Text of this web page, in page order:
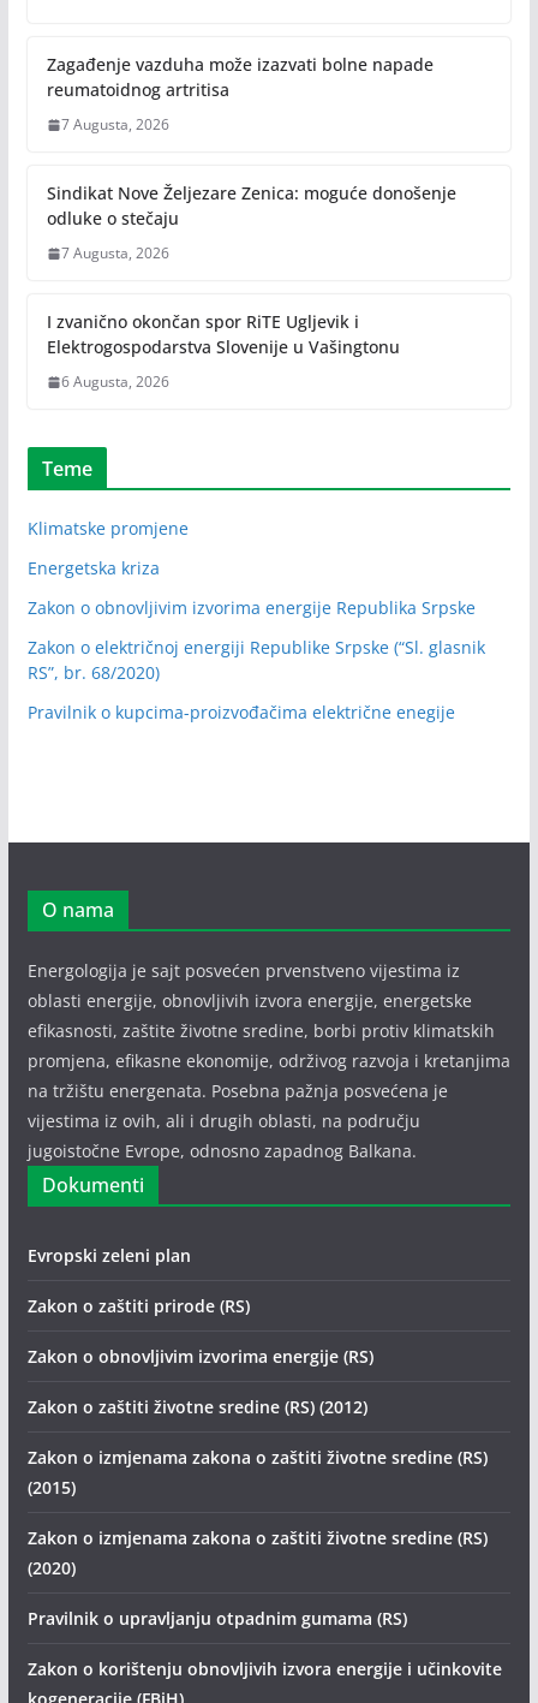
Zagađenje vazduha može izazvati bolne napade
reumatoidnog artritisa
7 Augusta, 2026
Sindikat Nove Željezare Zenica: moguće donošenje
odluke o stečaju
7 Augusta, 2026
I zvanično okončan spor RiTE Ugljevik i
Elektrogospodarstva Slovenije u Vašingtonu
6 Augusta, 2026
Teme
Klimatske promjene
Energetska kriza
Zakon o obnovljivim izvorima energije Republika Srpske
Zakon o električnoj energiji Republike Srpske (“Sl. glasnik
RS”, br. 68/2020)
Pravilnik o kupcima-proizvođačima električne enegije
O nama
Energologija je sajt posvećen prvenstveno vijestima iz
oblasti energije, obnovljivih izvora energije, energetske
efikasnosti, zaštite životne sredine, borbi protiv klimatskih
promjena, efikasne ekonomije, održivog razvoja i kretanjima
na tržištu energenata. Posebna pažnja posvećena je
vijestima iz ovih, ali i drugih oblasti, na području
jugoistočne Evrope, odnosno zapadnog Balkana.
Dokumenti
Evropski zeleni plan
Zakon o zaštiti prirode (RS)
Zakon o obnovljivim izvorima energije (RS)
Zakon o zaštiti životne sredine (RS) (2012)
Zakon o izmjenama zakona o zaštiti životne sredine (RS)
(2015)
Zakon o izmjenama zakona o zaštiti životne sredine (RS)
(2020)
Pravilnik o upravljanju otpadnim gumama (RS)
Zakon o korištenju obnovljivih izvora energije i učinkovite